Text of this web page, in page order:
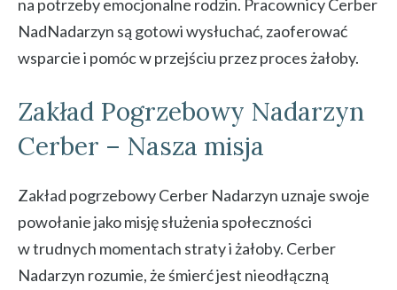
na potrzeby emocjonalne rodzin. Pracownicy Cerber
NadNadarzyn są gotowi wysłuchać, zaoferować
wsparcie i pomóc w przejściu przez proces żałoby.
Zakład Pogrzebowy Nadarzyn
Cerber – Nasza misja
Zakład pogrzebowy Cerber Nadarzyn uznaje swoje
powołanie jako misję służenia społeczności
w trudnych momentach straty i żałoby. Cerber
Nadarzyn rozumie, że śmierć jest nieodłączną